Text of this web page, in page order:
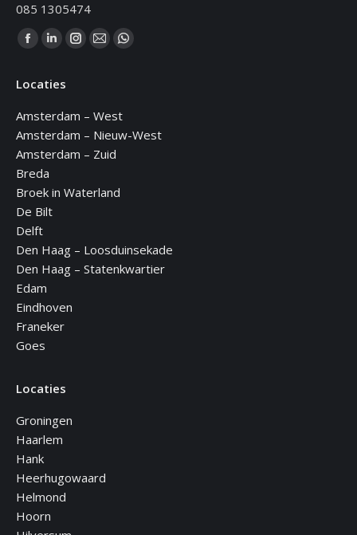
085 1305474
Vind ons op:
Facebook
opens
new
window
Linkedin
opens
new
window
Instagram
new
window
Mail
in
new
window
WhatsApp
new
Locaties
Amsterdam – West
Amsterdam – Nieuw-West
Amsterdam – Zuid
Breda
Broek in Waterland
De Bilt
Delft
Den Haag – Loosduinsekade
Den Haag – Statenkwartier
Edam
Eindhoven
Franeker
Goes
Locaties
Groningen
Haarlem
Hank
Heerhugowaard
Helmond
Hoorn